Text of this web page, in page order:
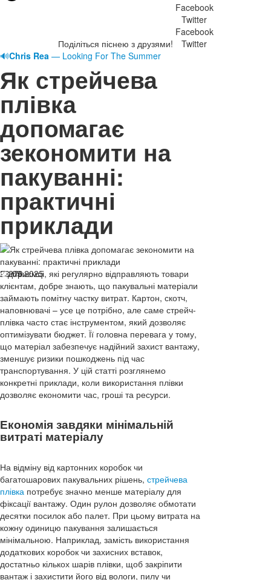
Поділіться піснею з друзями!
Facebook
Twitter
Facebook
Twitter
🔊Chris Rea — Looking For The Summer
Як стрейчева
плівка
допомагає
зекономити на
пакуванні:
практичні
приклади
23.09.2025
270
Підприємці, які регулярно відправляють товари
клієнтам, добре знають, що пакувальні матеріали
займають помітну частку витрат. Картон, скотч,
наповнювачі – усе це потрібно, але саме стрейч-
плівка часто стає інструментом, який дозволяє
оптимізувати бюджет. Її головна перевага у тому,
що матеріал забезпечує надійний захист вантажу,
зменшує ризики пошкоджень під час
транспортування. У цій статті розглянемо
конкретні приклади, коли використання плівки
дозволяє економити час, гроші та ресурси.
Економія завдяки мінімальній
витраті матеріалу
На відміну від картонних коробок чи
багатошарових пакувальних рішень, стрейчева
плівка потребує значно менше матеріалу для
фіксації вантажу. Один рулон дозволяє обмотати
десятки посилок або палет. При цьому витрата на
кожну одиницю пакування залишається
мінімальною. Наприклад, замість використання
додаткових коробок чи захисних вставок,
достатньо кількох шарів плівки, щоб закріпити
вантаж і захистити його від вологи, пилу чи